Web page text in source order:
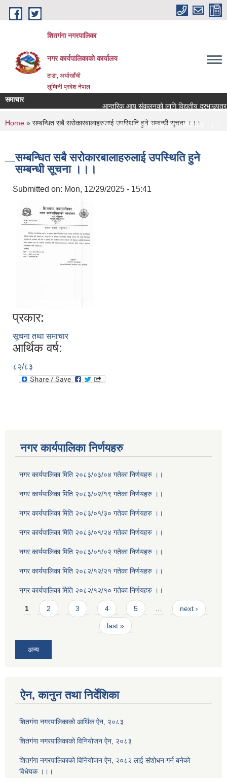
Skip to main content
शितगंगा नगरपालिका
नगर कार्यपालिकाकाे कार्यालय
ठाडा, अर्घाखाँची
लुम्बिनी प्रदेश नेपाल
समाचार
आन्तरिक आय संकलनको लागि विद्युतीय दरभाउपत्र
रिक्त पदमा स्थायी शिक्षक सरुवा सम्बन्धमा ।।।
You are here
Home » सम्बन्धित सबै सरोकारबालाहरुलाई उपस्थिति हुने सम्बन्धी सूचना ।।।
सम्बन्धित सबै सरोकारबालाहरुलाई उपस्थिति हुने
सम्बन्धी सूचना ।।।
Submitted on: Mon, 12/29/2025 - 15:41
प्रकार:
सूचना तथा समाचार
आर्थिक वर्ष:
८२/८३
नगर कार्यपालिका निर्णयहरु
नगर कार्यपालिका मिति २०८३/०३/०४ गतेका निर्णयहरु ।।
नगर कार्यपालिका मिति २०८३/०२/१९ गतेका निर्णयहरु ।।
नगर कार्यपालिका मिति २०८३/०१/३० गतेका निर्णयहरु ।।
नगर कार्यपालिका मिति २०८३/०१/२४ गतेका निर्णयहरु ।।
नगर कार्यपालिका मिति २०८३/०१/०२ गतेका निर्णयहरु ।।
नगर कार्यपालिका मिति २०८२/१२/२१ गतेका निर्णयहरु ।।
नगर कार्यपालिका मिति २०८२/१२/१० गतेका निर्णयहरु ।।
Pages
1 2 3 4 5 … next ›
last »
अन्य
ऐन, कानुन तथा निर्देशिका
शितगंगा नगरपालिकाको आर्थिक ऐन, २०८३
शितगंगा नगरपालिकाको विनियोजन ऐन, २०८३
शितगंगा नगरपालिकाको विनियोजन ऐन, २०८२ लाई संशोधन गर्न बनेको
विधेयक ।।।